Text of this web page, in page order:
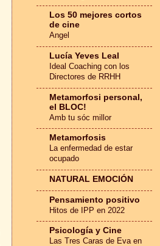
Los 50 mejores cortos
de cine
Angel
Lucía Yeves Leal
Ideal Coaching con los
Directores de RRHH
Metamorfosi personal,
el BLOC!
Amb tu sóc millor
Metamorfosis
La enfermedad de estar
ocupado
NATURAL EMOCIÓN
Pensamiento positivo
Hitos de IPP en 2022
Psicología y Cine
Las Tres Caras de Eva en